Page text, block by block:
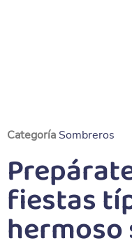
Categoría Sombreros
fiestas